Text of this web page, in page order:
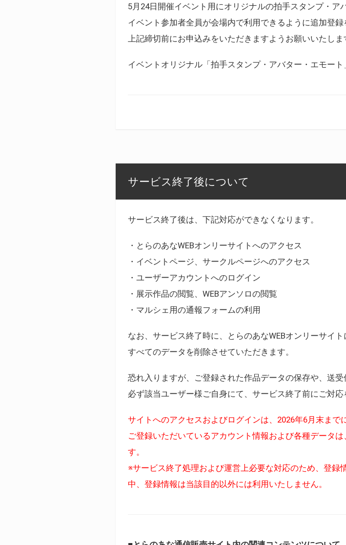
5月24日開催イベント用にオリジナルの拍手スタンプ・ア
イベント参加者全員が会場内で利用できるように追加登
上記締切前にお申込みをいただきますようお願いいたしま
イベントオリジナル「拍手スタンプ・アバター・エモー
サービス終了後について
サービス終了後は、下記対応ができなくなります。
・とらのあなWEBオンリーサイトへのアクセス
・イベントページ、サークルページへのアクセス
・ユーザーアカウントへのログイン
・展示作品の閲覧、WEBアンソロの閲覧
・マルシェ用の通報フォームの利用
なお、サービス終了時に、とらのあなWEBオンリーサイ
すべてのデータを削除させていただきます。
恐れ入りますが、ご登録された作品データの保存や、送
必ず該当ユーザー様ご自身にて、サービス終了前にご対
サイトへのアクセスおよびログインは、2026年6月末まで
ご登録いただいているアカウント情報および各種データ
す。
※サービス終了処理および運営上必要な対応のため、登録
中、登録情報は当該目的以外には利用いたしません。